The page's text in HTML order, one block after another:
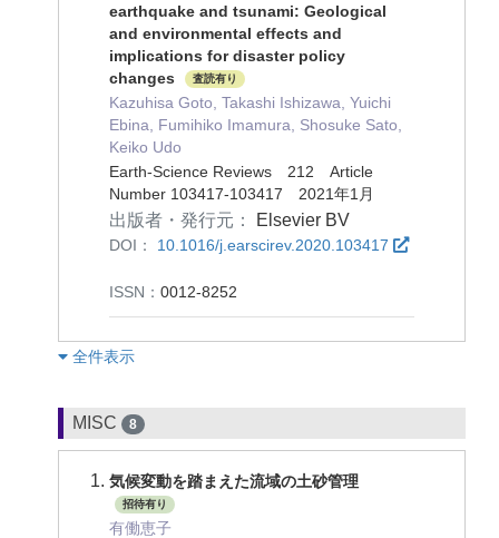
earthquake and tsunami: Geological
and environmental effects and
implications for disaster policy
changes
査読有り
Kazuhisa Goto, Takashi Ishizawa, Yuichi
Ebina, Fumihiko Imamura, Shosuke Sato,
Keiko Udo
Earth-Science Reviews 212 Article
Number 103417-103417 2021年1月
出版者・発行元： Elsevier BV
DOI： 10.1016/j.earscirev.2020.103417
ISSN： 0012-8252
︎全件表示
MISC 8
気候変動を踏まえた流域の土砂管理
招待有り
有働恵子